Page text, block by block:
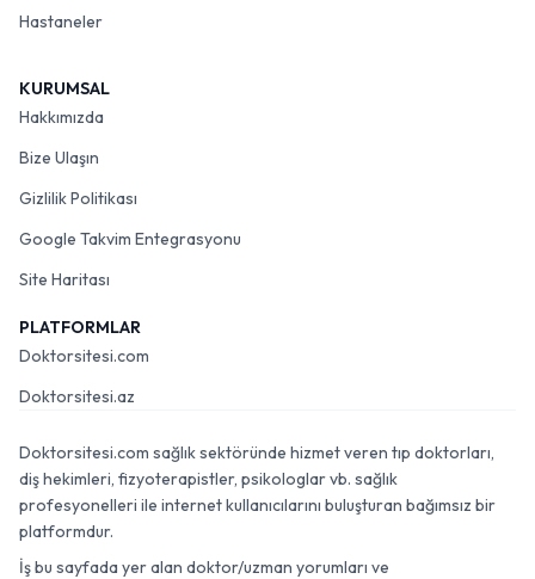
Hastaneler
KURUMSAL
Hakkımızda
Bize Ulaşın
Gizlilik Politikası
Google Takvim Entegrasyonu
Site Haritası
PLATFORMLAR
Doktorsitesi.com
Doktorsitesi.az
Doktorsitesi.com sağlık sektöründe hizmet veren tıp doktorları,
diş hekimleri, fizyoterapistler, psikologlar vb. sağlık
profesyonelleri ile internet kullanıcılarını buluşturan bağımsız bir
platformdur.
İş bu sayfada yer alan doktor/uzman yorumları ve